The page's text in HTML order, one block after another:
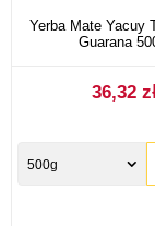
Yerba Mate Yacuy
Guarana
36,32
500g